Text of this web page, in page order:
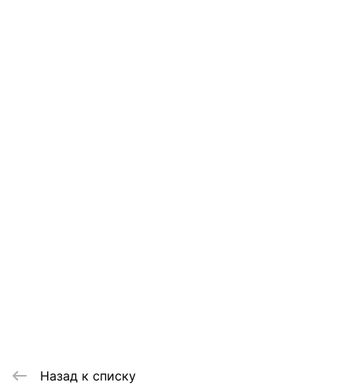
Назад к списку